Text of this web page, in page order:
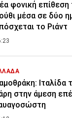
φονική
μέσα σε δύο
το Ριάντ
Ιταλίδα
στην άμεση